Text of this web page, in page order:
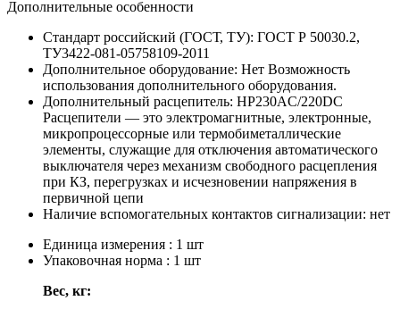
Дополнительные особенности
Стандарт российский (ГОСТ, ТУ): ГОСТ Р 50030.2,
ТУ3422-081-05758109-2011
Дополнительное оборудование: Нет Возможность
использования дополнительного оборудования.
Дополнительный расцепитель: НР230AC/220DC
Расцепители — это электромагнитные, электронные,
микропроцессорные или термобиметаллические
элементы, служащие для отключения автоматического
выключателя через механизм свободного расцепления
при КЗ, перегрузках и исчезновении напряжения в
первичной цепи
Наличие вспомогательных контактов сигнализации: нет
Единица измерения : 1 шт
Упаковочная норма : 1 шт
Вес, кг: